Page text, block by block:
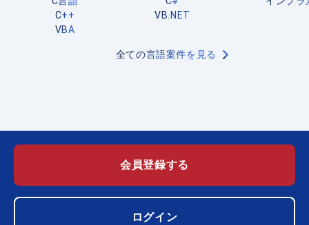
C++
VB.NET
VBA
全ての言語案件を見る
会員登録する
ログイン